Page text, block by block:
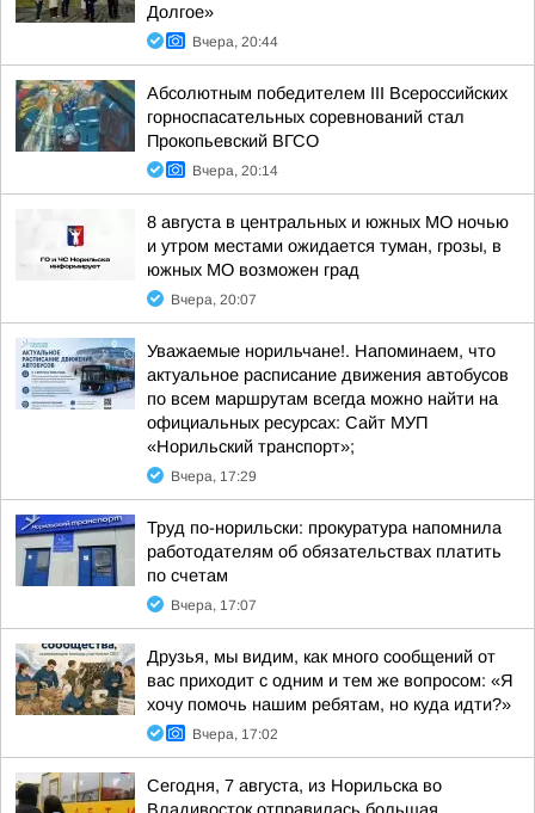
Долгое»
Вчера, 20:44
Абсолютным победителем III Всероссийских
горноспасательных соревнований стал
Прокопьевский ВГСО
Вчера, 20:14
8 августа в центральных и южных МО ночью
и утром местами ожидается туман, грозы, в
южных МО возможен град
Вчера, 20:07
Уважаемые норильчане!. Напоминаем, что
актуальное расписание движения автобусов
по всем маршрутам всегда можно найти на
официальных ресурсах: Сайт МУП
«Норильский транспорт»;
Вчера, 17:29
Труд по-норильски: прокуратура напомнила
работодателям об обязательствах платить
по счетам
Вчера, 17:07
Друзья, мы видим, как много сообщений от
вас приходит с одним и тем же вопросом: «Я
хочу помочь нашим ребятам, но куда идти?»
Вчера, 17:02
Сегодня, 7 августа, из Норильска во